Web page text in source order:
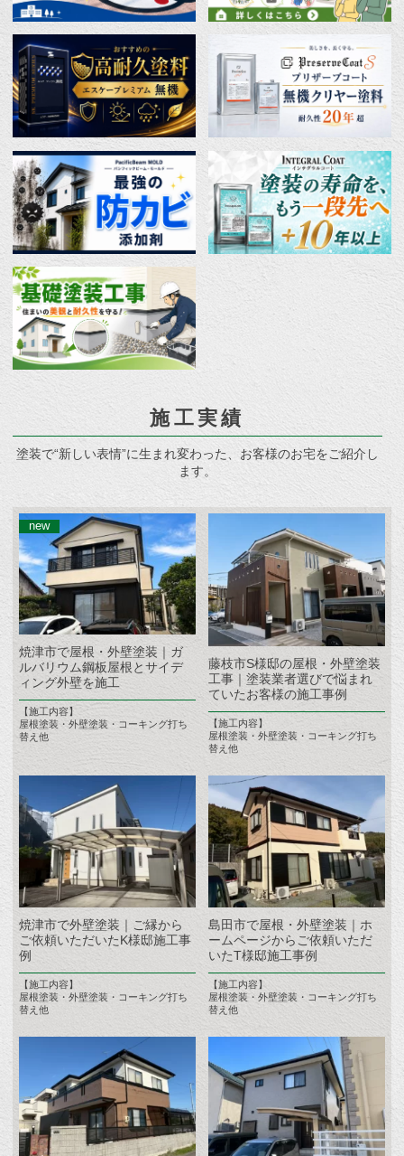
施工実績
塗装で“新しい表情”に生まれ変わった、お客様のお宅をご紹介し
ます。
焼津市で屋根・外壁塗装｜ガ
ルバリウム鋼板屋根とサイデ
ィング外壁を施工
【施工内容】
屋根塗装・外壁塗装・コーキング打ち
替え他
藤枝市S様邸の屋根・外壁塗装
工事｜塗装業者選びで悩まれ
ていたお客様の施工事例
【施工内容】
屋根塗装・外壁塗装・コーキング打ち
替え他
焼津市で外壁塗装｜ご縁から
ご依頼いただいたK様邸施工事
例
【施工内容】
屋根塗装・外壁塗装・コーキング打ち
替え他
島田市で屋根・外壁塗装｜ホ
ームページからご依頼いただ
いたT様邸施工事例
【施工内容】
屋根塗装・外壁塗装・コーキング打ち
替え他